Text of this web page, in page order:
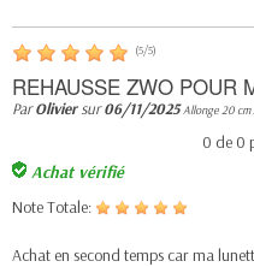
(5/5)
REHAUSSE ZWO POUR
ParOliviersur06/11/2025 Allonge 20 cm
0 de 0
Achat vérifié
Note Totale:
Achat en second temps car ma